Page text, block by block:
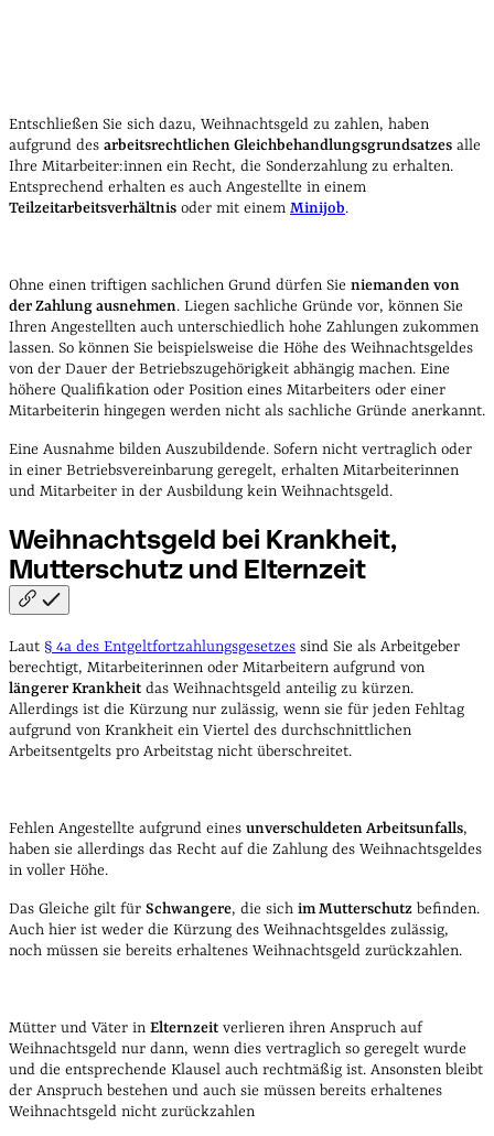
Entschließen Sie sich dazu, Weihnachtsgeld zu zahlen, haben
aufgrund des arbeitsrechtlichen Gleichbehandlungsgrundsatzes alle
Ihre Mitarbeiter:innen ein Recht, die Sonderzahlung zu erhalten.
Entsprechend erhalten es auch Angestellte in einem
Teilzeitarbeitsverhältnis oder mit einem Minijob.
Ohne einen triftigen sachlichen Grund dürfen Sie niemanden von
der Zahlung ausnehmen. Liegen sachliche Gründe vor, können Sie
Ihren Angestellten auch unterschiedlich hohe Zahlungen zukommen
lassen. So können Sie beispielsweise die Höhe des Weihnachtsgeldes
von der Dauer der Betriebszugehörigkeit abhängig machen. Eine
höhere Qualifikation oder Position eines Mitarbeiters oder einer
Mitarbeiterin hingegen werden nicht als sachliche Gründe anerkannt.
Eine Ausnahme bilden Auszubildende. Sofern nicht vertraglich oder
in einer Betriebsvereinbarung geregelt, erhalten Mitarbeiterinnen
und Mitarbeiter in der Ausbildung kein Weihnachtsgeld.
Weihnachtsgeld bei Krankheit,
Mutterschutz und Elternzeit
Laut § 4a des Entgeltfortzahlungsgesetzes sind Sie als Arbeitgeber
berechtigt, Mitarbeiterinnen oder Mitarbeitern aufgrund von
längerer Krankheit das Weihnachtsgeld anteilig zu kürzen.
Allerdings ist die Kürzung nur zulässig, wenn sie für jeden Fehltag
aufgrund von Krankheit ein Viertel des durchschnittlichen
Arbeitsentgelts pro Arbeitstag nicht überschreitet.
Fehlen Angestellte aufgrund eines unverschuldeten Arbeitsunfalls,
haben sie allerdings das Recht auf die Zahlung des Weihnachtsgeldes
in voller Höhe.
Das Gleiche gilt für Schwangere, die sich im Mutterschutz befinden.
Auch hier ist weder die Kürzung des Weihnachtsgeldes zulässig,
noch müssen sie bereits erhaltenes Weihnachtsgeld zurückzahlen.
Mütter und Väter in Elternzeit verlieren ihren Anspruch auf
Weihnachtsgeld nur dann, wenn dies vertraglich so geregelt wurde
und die entsprechende Klausel auch rechtmäßig ist. Ansonsten bleibt
der Anspruch bestehen und auch sie müssen bereits erhaltenes
Weihnachtsgeld nicht zurückzahlen